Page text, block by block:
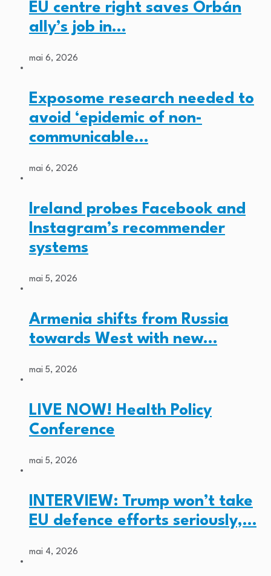
EU centre right saves Orbán
ally’s job in…
mai 6, 2026
Exposome research needed to
avoid ‘epidemic of non-
communicable…
mai 6, 2026
Ireland probes Facebook and
Instagram’s recommender
systems
mai 5, 2026
Armenia shifts from Russia
towards West with new…
mai 5, 2026
LIVE NOW! Health Policy
Conference
mai 5, 2026
INTERVIEW: Trump won’t take
EU defence efforts seriously,…
mai 4, 2026